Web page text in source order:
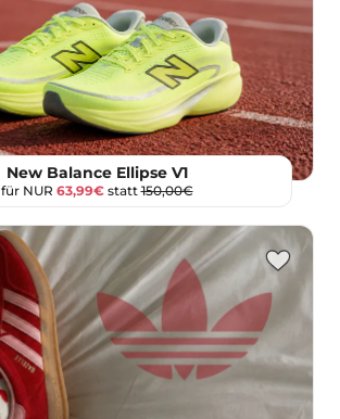
New Balance Ellipse V1
für NUR 63,99€statt150,00€